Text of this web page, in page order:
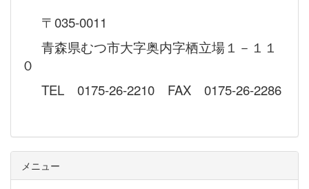
〒035-0011
青森県むつ市大字奥内字栖立場１－１１
０
TEL 0175-26-2210 FAX 0175-26-2286
メニュー